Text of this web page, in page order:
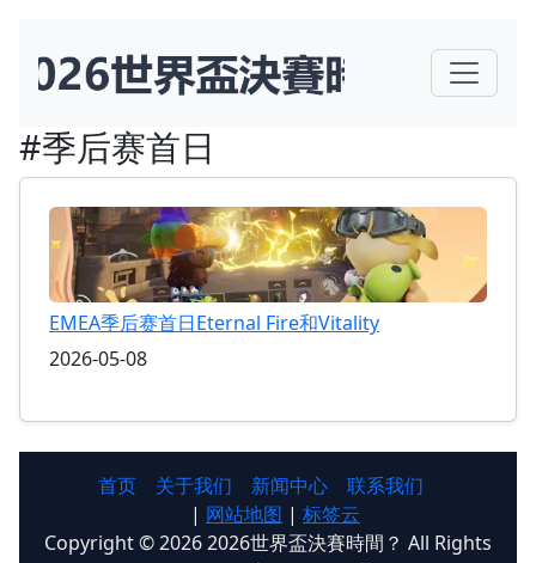
#季后赛首日
EMEA季后赛首日Eternal Fire和Vitality
2026-05-08
首页 关于我们 新闻中心
联系我们
| 网站地图 | 标签云
Copyright © 2026 2026世界盃決賽時間？ All Rights